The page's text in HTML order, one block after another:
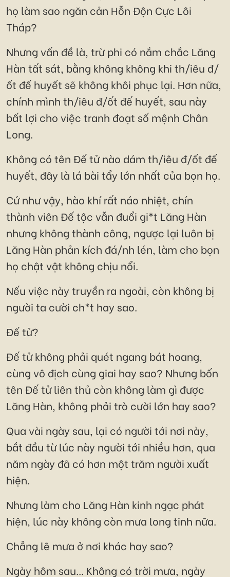
họ làm sao ngăn cản Hỗn Độn Cực Lôi
Tháp?
Nhưng vấn đề là, trừ phi có nắm chắc Lăng
Hàn tất sát, bằng không không khi th/iêu đ/
ốt đế huyết sẽ không khôi phục lại. Hơn nữa,
chính mình th/iêu đ/ốt đế huyết, sau này
bất lợi cho việc tranh đoạt số mệnh Chân
Long.
Không có tên Đế tử nào dám th/iêu đ/ốt đế
huyết, đây là lá bài tẩy lớn nhất của bọn họ.
Cứ như vậy, hào khí rất náo nhiệt, chín
thành viên Đế tộc vẫn đuổi gi*t Lăng Hàn
nhưng không thành công, ngược lại luôn bị
Lăng Hàn phản kích đá/nh lén, làm cho bọn
họ chật vật không chịu nổi.
Nếu việc này truyền ra ngoài, còn không bị
người ta cười ch*t hay sao.
Đế tử?
Đế tử không phải quét ngang bát hoang,
cùng vô địch cùng giai hay sao? Nhưng bốn
tên Đế tử liên thủ còn không làm gì được
Lăng Hàn, không phải trò cười lớn hay sao?
Qua vài ngày sau, lại có người tới nơi này,
bắt đầu từ lúc này người tới nhiều hơn, qua
năm ngày đã có hơn một trăm người xuất
hiện.
Nhưng làm cho Lăng Hàn kinh ngạc phát
hiện, lúc này không còn mưa long tinh nữa.
Chẳng lẽ mưa ở nơi khác hay sao?
Ngày hôm sau... Không có trời mưa, ngày